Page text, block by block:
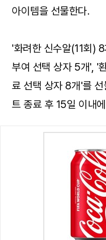
아이템을 선물한다.
'화려한 신수알(11회)
부여 선택 상자 5개', '
료 선택 상자 8개'를
트 종료 후 15일 이내